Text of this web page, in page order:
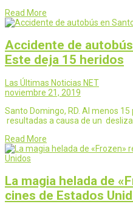
Read More
Accidente de
Este deja 15 heridos
Las Últimas Noticias NET
noviembre 21, 2019
Santo Domingo, RD. Al menos
resultadas a causa de un
Read More
La magia helada de
cines de Estados